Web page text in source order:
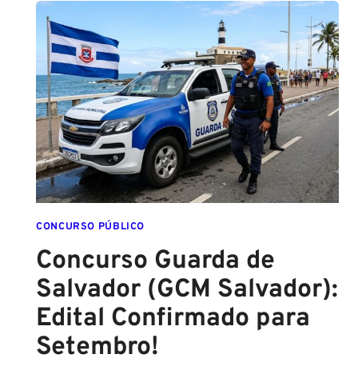
SAI
DA
ESCOLA
FORMADO
EM
DIREITO
CONCURSO PÚBLICO
Concurso Guarda de
Salvador (GCM Salvador):
Edital Confirmado para
Setembro!